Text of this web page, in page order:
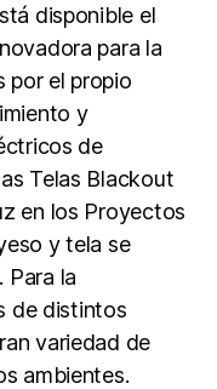
disponible el
para la
por el propio
y
de
Telas Blackout
en los Proyectos
y tela se
Para la
de distintos
variedad de
ambientes.